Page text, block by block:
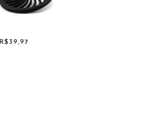
R$39,97